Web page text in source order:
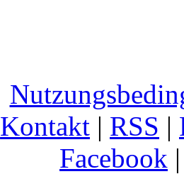
Kontakt | RSS |
Facebook